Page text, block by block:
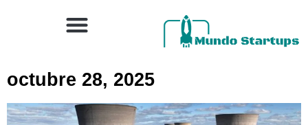
octubre 28, 2025